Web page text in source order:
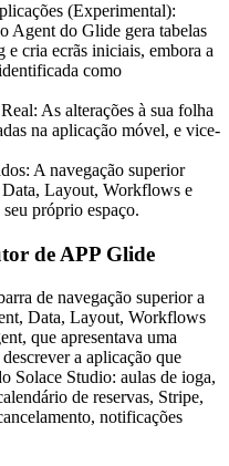
(Experimental):
Agent do Glide gera tabelas
e cria ecrãs iniciais, embora a
como
As alterações à sua folha
na aplicação móvel, e vice-
A navegação superior
Layout, Workflows e
próprio espaço.
de APP Glide
de navegação superior a
Data, Layout, Workflows
que apresentava uma
a aplicação que
Solace Studio: aulas de ioga,
de reservas, Stripe,
notificações